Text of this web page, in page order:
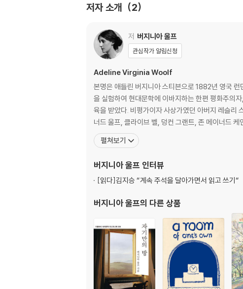
저자 소개 2
저 버지니아 울프
관심작가 알림신청
Adeline Virginia Woolf
본명은 애들린 버지니아 스티븐으로 1882년 영국
을 실험하여 현대문학에 이바지하는 한편 평화주의자, 페미니즘 비평가로 이름을 알렸다. 빅토리아
육을 받았다. 비평가이자 사상가였던 아버지 레슬리
너드 울프, 클라이브 벨, 덩컨 그랜트, 존 메이너드 케
펼쳐보기
버지니아 울프 인터뷰
[읽다]김지승 “계속 주석을 달아가면서 읽고 쓰기“
버지니아 울프의 다른 상품